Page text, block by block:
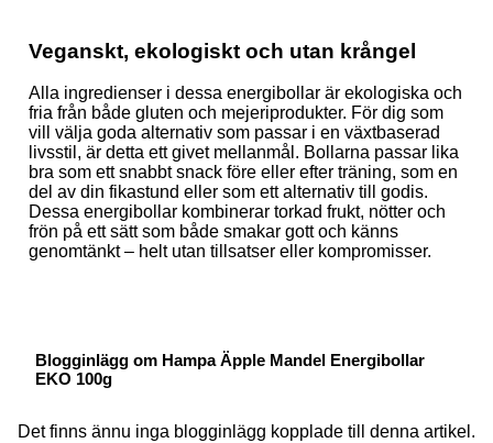
Veganskt, ekologiskt och utan krångel
Alla ingredienser i dessa energibollar är ekologiska och
fria från både gluten och mejeriprodukter. För dig som
vill välja goda alternativ som passar i en växtbaserad
livsstil, är detta ett givet mellanmål. Bollarna passar lika
bra som ett snabbt snack före eller efter träning, som en
del av din fikastund eller som ett alternativ till godis.
Dessa energibollar kombinerar torkad frukt, nötter och
frön på ett sätt som både smakar gott och känns
genomtänkt – helt utan tillsatser eller kompromisser.
Blogginlägg om Hampa Äpple Mandel Energibollar
EKO 100g
Det finns ännu inga blogginlägg kopplade till denna artikel.